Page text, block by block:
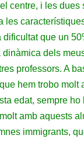
centre, i les
les
que un
dels
professors. A
hem trobo molt
edat, sempre
amb aquests
immigrants,